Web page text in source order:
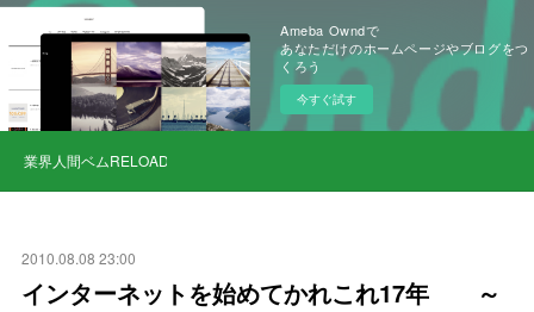
Ameba Owndで
あなただけのホームページやブログをつ
くろう
今すぐ試す
業界人間ベムRELOAD
2010.08.08 23:00
インターネットを始めてかれこれ17年 ～